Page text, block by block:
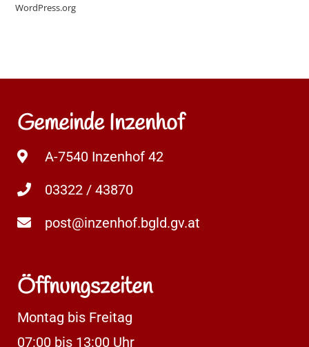
WordPress.org
Gemeinde Inzenhof
A-7540 Inzenhof 42
03322 / 43870
post@inzenhof.bgld.gv.at
Öffnungszeiten
Montag bis Freitag
07:00 bis 13:00 Uhr